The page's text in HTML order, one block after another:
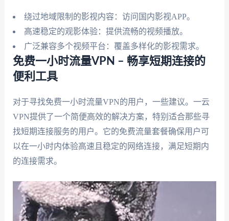
绕过地域限制的影视内容：访问国内影视APP。
高速稳定的观影体验：提供流畅的视频播放。
广泛兼容多个视频平台：覆盖多样化的影视需求。
免费一小时流量VPN – 畅享短期连接的
便利工具
对于寻找免费一小时流量VPN的用户，一些建议。一云
VPN提供了一个简便高效的解决方案，特别适合那些寻
找短期连接服务的用户。它的免费流量套餐确保用户可
以在一小时内体验高速且稳定的网络连接，满足短期内
的连接需求。